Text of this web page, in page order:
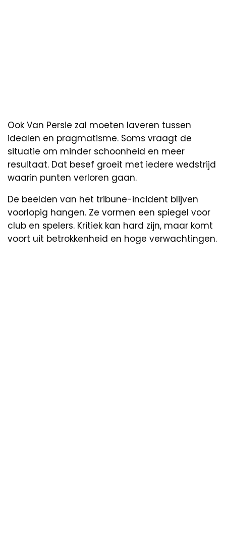
Ook Van Persie zal moeten laveren tussen
idealen en pragmatisme. Soms vraagt de
situatie om minder schoonheid en meer
resultaat. Dat besef groeit met iedere wedstrijd
waarin punten verloren gaan.
De beelden van het tribune-incident blijven
voorlopig hangen. Ze vormen een spiegel voor
club en spelers. Kritiek kan hard zijn, maar komt
voort uit betrokkenheid en hoge verwachtingen.